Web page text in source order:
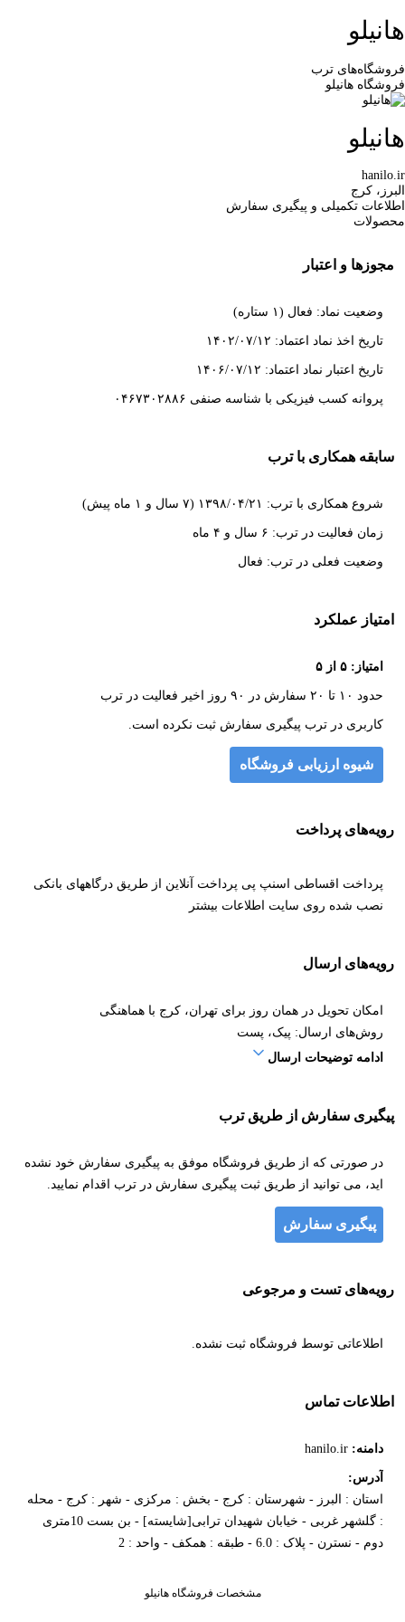
هانیلو
فروشگاه‌های ترب
فروشگاه هانیلو
هانیلو
hanilo.ir
البرز، کرج
اطلاعات تکمیلی و پیگیری سفارش
محصولات
مجوزها و اعتبار
وضعیت نماد: فعال (۱ ستاره)
تاریخ اخذ نماد اعتماد: ۱۴۰۲/۰۷/۱۲
تاریخ اعتبار نماد اعتماد: ۱۴۰۶/۰۷/۱۲
پروانه کسب فیزیکی با شناسه صنفی ۰۴۶۷۳۰۲۸۸۶
سابقه همکاری با ترب
شروع همکاری با ترب: ۱۳۹۸/۰۴/۲۱ (۷ سال و ۱ ماه پیش)
زمان فعالیت در ترب: ۶ سال و ۴ ماه
وضعیت فعلی در ترب: فعال
امتیاز عملکرد
امتیاز: ۵ از ۵
حدود ۱۰ تا ۲۰ سفارش در ۹۰ روز اخیر فعالیت در ترب
کاربری در ترب پیگیری سفارش ثبت نکرده است.
شیوه ارزیابی فروشگاه
رویه‌های پرداخت
پرداخت اقساطی اسنپ پی پرداخت آنلاین از طریق درگاههای بانکی
نصب شده روی سایت اطلاعات بیشتر
رویه‌های ارسال
امکان تحویل در همان روز برای تهران، کرج با هماهنگی
روش‌های ارسال: پیک، پست
ادامه توضیحات ارسال
پیگیری سفارش از طریق ترب
در صورتی که از طریق فروشگاه موفق به پیگیری سفارش خود نشده
اید، می توانید از طریق ثبت پیگیری سفارش در ترب اقدام نمایید.
پیگیری سفارش
رویه‌های تست و مرجوعی
اطلاعاتی توسط فروشگاه ثبت نشده.
اطلاعات تماس
دامنه: hanilo.ir
آدرس:
استان : البرز - شهرستان : کرج - بخش : مرکزی - شهر : کرج - محله
: گلشهر غربی - خیابان شهیدان ترابی[شایسته] - بن بست 10متری
دوم - نسترن - پلاک : 6.0 - طبقه : همکف - واحد : 2
مشخصات فروشگاه هانیلو